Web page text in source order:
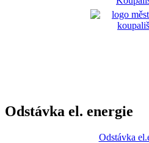
Odstávka el. energie
Odstávka